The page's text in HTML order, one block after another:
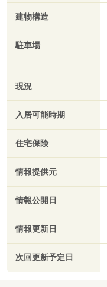
建物構造
駐車場
現況
入居可能時期
住宅保険
情報提供元
情報公開日
情報更新日
次回更新予定日